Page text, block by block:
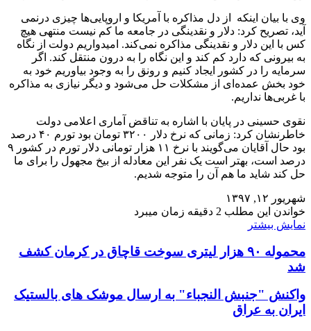
وی با بیان اینکه از دل مذاکره با آمریکا و اروپایی‌ها چیزی درنمی
آید، تصریح کرد: دلار و نقدینگی در جامعه ما کم نیست منتهی هیچ
کس با این دلار و نقدینگی مذاکره نمی‌کند. امیدواریم دولت از نگاه
به بیرونی که دارد کم کند و این نگاه را به درون منتقل کند. اگر
سرمایه را در کشور ایجاد کنیم و رونق را به وجود بیاوریم خود به
خود بخش عمده‌ای از مشکلات حل می‌شود و دیگر نیازی به مذاکره
با غربی‌ها نداریم.
نقوی حسینی در پایان با اشاره به تناقض آماری اعلامی دولت
خاطرنشان کرد: زمانی که نرخ دلار ۳۲۰۰ تومان بود تورم ۴۰ درصد
بود حال آقایان می‌گویند با نرخ ۱۱ هزار تومانی دلار تورم در کشور ۹
درصد است، بهتر است یک نفر این معادله از بیخ مجهول را برای ما
حل کند شاید ما هم آن را متوجه شدیم.
شهریور ۱۲, ۱۳۹۷
خواندن این مطلب 2 دقیقه زمان میبرد
نمایش بیشتر
محموله ۹۰ هزار لیتری سوخت قاچاق در کرمان کشف
شد
واکنش "جنبش النجباء" به ارسال موشک های بالستیک
ایران به عراق